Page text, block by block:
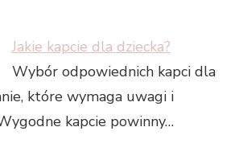
Jakie kapcie dla dziecka?
Wybór odpowiednich kapci dla
które wymaga uwagi i
kapcie powinny…